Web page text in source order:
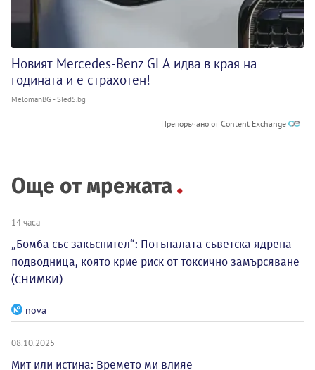
Новият Mercedes-Benz GLA идва в края на
годината и е страхотен!
MelomanBG - Sled5.bg
Препоръчано от Content Exchange
Още от мрежата
14 часа
„Бомба със закъснител“: Потъналата съветска ядрена
подводница, която крие риск от токсично замърсяване
(СНИМКИ)
nova
08.10.2025
Мит или истина: Времето ми влияе